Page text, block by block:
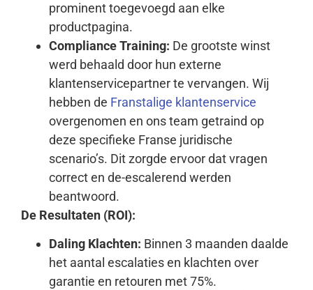
prominent toegevoegd aan elke
productpagina.
Compliance Training: De grootste winst
werd behaald door hun externe
klantenservicepartner te vervangen. Wij
hebben de Franstalige klantenservice
overgenomen en ons team getraind op
deze specifieke Franse juridische
scenario’s. Dit zorgde ervoor dat vragen
correct en de-escalerend werden
beantwoord.
De Resultaten (ROI):
Daling Klachten: Binnen 3 maanden daalde
het aantal escalaties en klachten over
garantie en retouren met 75%.